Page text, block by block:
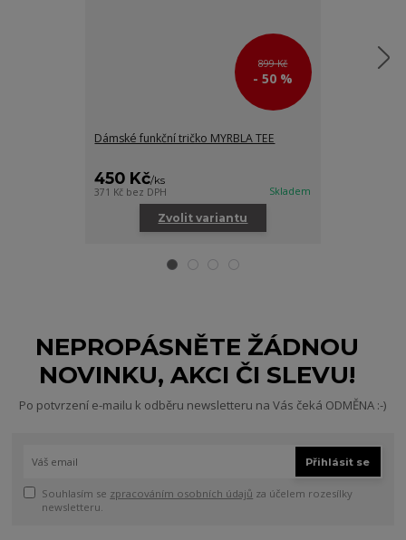
899 Kč
- 50 %
Dámské funkční tričko MYRBLA TEE
450 Kč/ks
371 Kč bez DPH Skladem
Zvolit variantu
NEPROPÁSNĚTE ŽÁDNOU
NOVINKU, AKCI ČI SLEVU!
Po potvrzení e-mailu k odběru newsletteru na Vás čeká ODMĚNA :-)
Přihlásit se
Souhlasím se zpracováním osobních údajů za účelem rozesílky
newsletteru.